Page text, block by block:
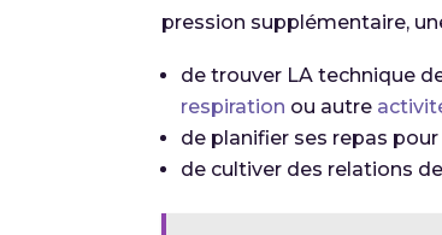
pression supplémentaire,
de trouver LA technique
respiration ou autre
de planifier ses repas
de cultiver des relations